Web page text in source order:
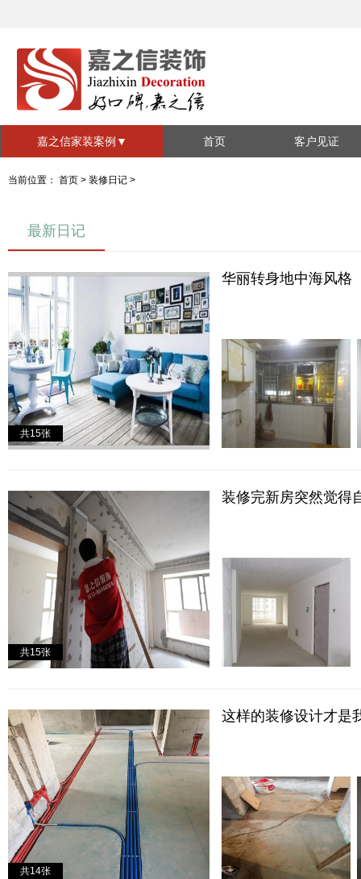
嘉之信家装案例 ▼
家装套系
装修风格
中式 地中海
混搭 北欧
美式风格 其他
房屋户型
小户型房 两室一厅
普通住宅 豪华别墅
旧房改造
首页 客户见证
当前位置： 首页 > 装修日记 >
最新日记
共15张
华丽转身地中海风格
共15张
装修完新房突然觉得
共14张
这样的装修设计才是